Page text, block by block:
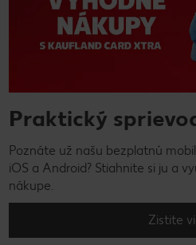
Praktický
Poznáte už našu bezplatnú
iOS a Android? Stiahnite si ju a
nákupe.
Zistite